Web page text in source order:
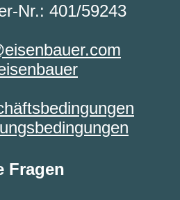
Nr.: 401/59243
Fragen